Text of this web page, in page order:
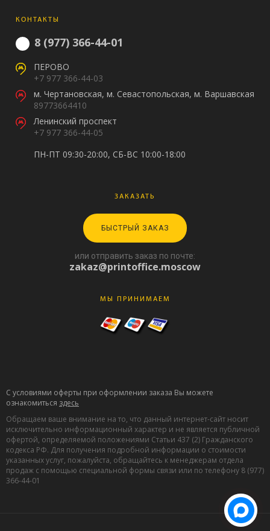
КОНТАКТЫ
8 (977) 366-44-01
ПЕРОВО
+7 977 366-44-03
м. Чертановская, м. Севастопольская, м. Варшавская
89773664410
Ленинский проспект
+7 977 366-44-05
ПН-ПТ 09:30-20:00, СБ-ВС 10:00-18:00
ЗАКАЗАТЬ
БЫСТРЫЙ ЗАКАЗ
или отправить заказ по почте:
zakaz@printoffice.moscow
МЫ ПРИНИМАЕМ
С условиями оферты при оформлении заказа Вы можете
ознакомиться здесь
Обращаем ваше внимание на то, что данный интернет-сайт носит
исключительно информационный характер и не является публичной
офертой, определяемой положениями Статьи 437 (2) Гражданского
кодекса РФ. Для получения подробной информации о стоимости
указанных услуг, пожалуйста, обращайтесь к менеджерам отдела
продаж с помощью специальной формы связи или по телефону 8 (977)
366-44-01